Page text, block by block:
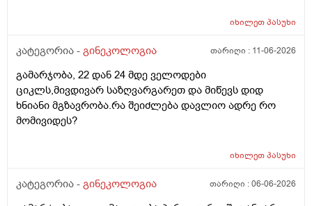
მითხარით რომ შეიმოწმეთო ტიესეიჩი და კიდევ სხვა
ასაკი 40
მეშინია კიდევ ხომ არ ჩამოიწევს? მინდა რომ 25 ან
განმავლობაში ? შესაძლოა ისევ 23 ან 25 დღიანი
რამეა.ზოგადად წლებია აუტოიმონური თირეოდიტი
მაქვს.ხშირად მაქვს სანერვიულო.რითი შეიძლება
უნდაცკვების სახით რომ ვმართო ციკლის დღეები?
იხილეთპასუხი
კატეგორია - გინეკოლოგია თარიღი : 11-06-2026
გამარჯობა, 22 დან 24 მდე ველოდები
ციკლს,მივდივარ საზღვარგარეთ და მიწევს დიდ
ხნიანი მგზავრობა.რა შეიძლება დავლიო ადრე რო
მომივიდეს?
იხილეთპასუხი
კატეგორია - გინეკოლოგია თარიღი :06-06-2026